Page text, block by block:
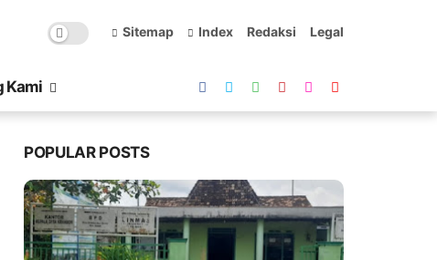
Sitemap Index Redaksi Legal
Kami
POPULAR POSTS